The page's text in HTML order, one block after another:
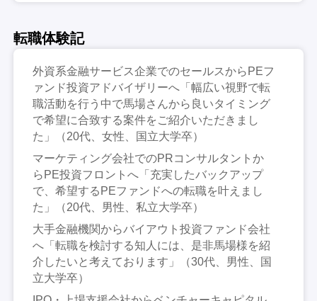
転職体験記
外資系金融サービス企業でのセールスからPEフ
ァンド投資アドバイザリーへ「幅広い視野で転
職活動を行う中で馬場さんから良いタイミング
で希望に合致する案件をご紹介いただきまし
た」（20代、女性、国立大学卒）
マーケティング会社でのPRコンサルタントか
らPE投資フロントへ「充実したバックアップ
で、希望するPEファンドへの転職を叶えまし
た」（20代、男性、私立大学卒）
大手金融機関からバイアウト投資ファンド会社
へ「転職を検討する知人には、是非馬場様を紹
介したいと考えております」（30代、男性、国
立大学卒）